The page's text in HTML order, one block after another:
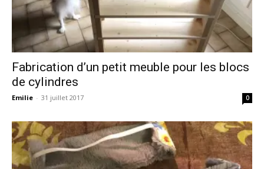
Fabrication d’un petit meuble pour les blocs
de cylindres
Emilie - 31 juillet 2017 0